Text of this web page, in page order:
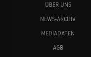
ÜBER UNS
NEWS-ARCHIV
MEDIADATEN
AGB